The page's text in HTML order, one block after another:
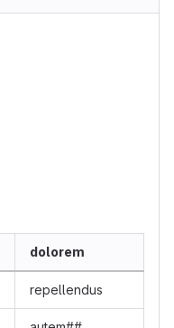
dolorem
repellendus